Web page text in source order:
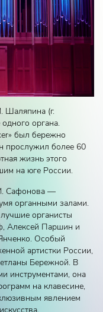
Шаляпина (г.
органа.
был бережно
прослужил более 60
жизнь этого
на юге России.
Сафонова —
органными залами.
органисты
Алексей Паршин и
Особый
артистки России,
Бережной. В
инструментами, она
на клавесине,
явлением